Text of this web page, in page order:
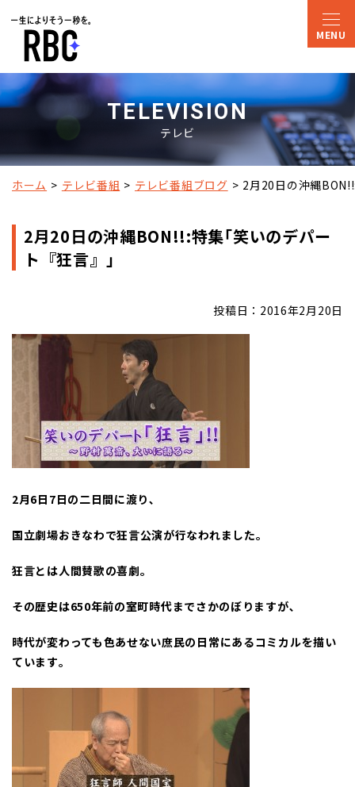
TELEVISION
テレビ
ホーム テレビ番組 テレビ番組ブログ 2月20日の沖縄
2月20日の沖縄BON!!:特集｢笑いのデパー
ト『狂言』｣
投稿日：2016年2月20日
2月6日 7日の二日間に渡り､
国立劇場おきなわで狂言公演が行なわれました｡
狂言とは人間賛歌の喜劇｡
その歴史は650年前の室町時代までさかのぼりますが､
時代が変わっても色あせない庶民の日常にあるコミカルを描い
ています｡